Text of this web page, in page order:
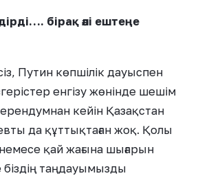
бірақ әлі ештеңе
Путин көпшілік дауыспен
енгізу жөнінде шешім
кейін Қазақстан
да құттықтаған жоқ. Қолы
қай жағына шығарын
біздің таңдауымызды